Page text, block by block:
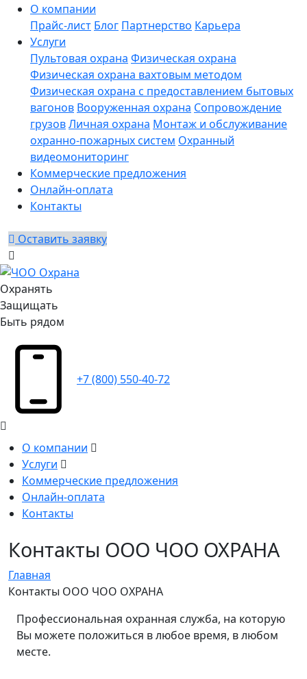
О компании
Прайс-лист Блог Партнерство Карьера
Услуги
Пультовая охрана Физическая охрана
Физическая охрана вахтовым методом
Физическая охрана с предоставлением бытовых
вагонов Вооруженная охрана Сопровождение
грузовЛичная охрана Монтаж и обслуживание
охранно-пожарных систем Охранный
видеомониторинг
Коммерческие предложения
Онлайн-оплата
Контакты
Оставить заявку
Охранять
Защищать
Быть рядом
+7 (800) 550-40-72
О компании
Услуги
Коммерческие предложения
Онлайн-оплата
Контакты
Контакты ООО ЧОО ОХРАНА
Главная
Контакты ООО ЧОО ОХРАНА
Профессиональная охранная служба, на которую
Вы можете положиться в любое время, в любом
месте.